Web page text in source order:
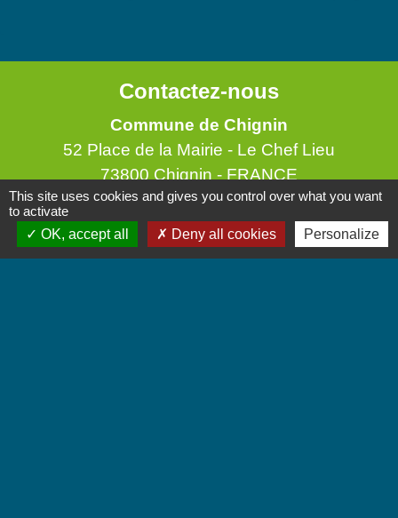
Contactez-nous
Commune de Chignin
52 Place de la Mairie - Le Chef Lieu
73800 Chignin - FRANCE
+33 4 79 28 10 12
Contact par formulaire
This site uses cookies and gives you control over what you want
to activate
OK, accept all
Deny all cookies Personalize